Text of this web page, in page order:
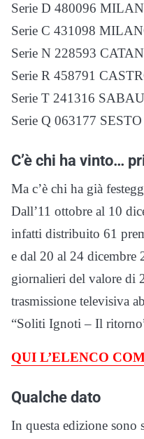
Serie D 480096
Serie C 431098
Serie N 228593
Serie R 458791
Serie T 241316
Serie Q 063177
C’è chi ha vinto…
Ma c’è chi ha già
Dall’11 ottobre al 10
infatti distribuito 61
e dal 20 al 24
giornalieri del valore di
trasmissione televisiva
“Soliti Ignoti – Il
QUI L’ELENCO
Qualche dato
In questa edizione